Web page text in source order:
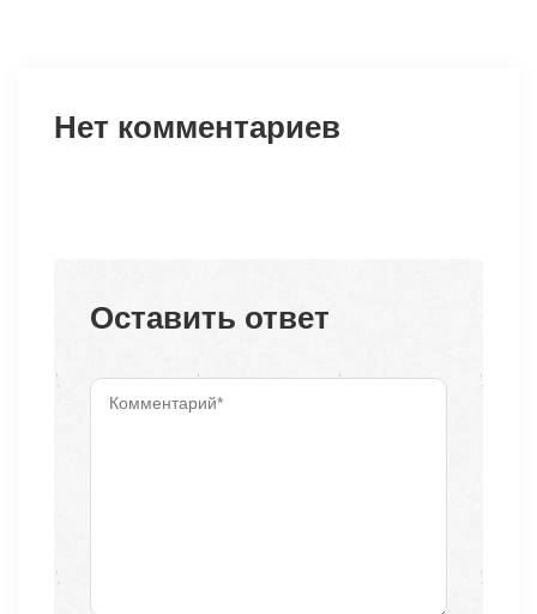
Нет комментариев
Оставить ответ